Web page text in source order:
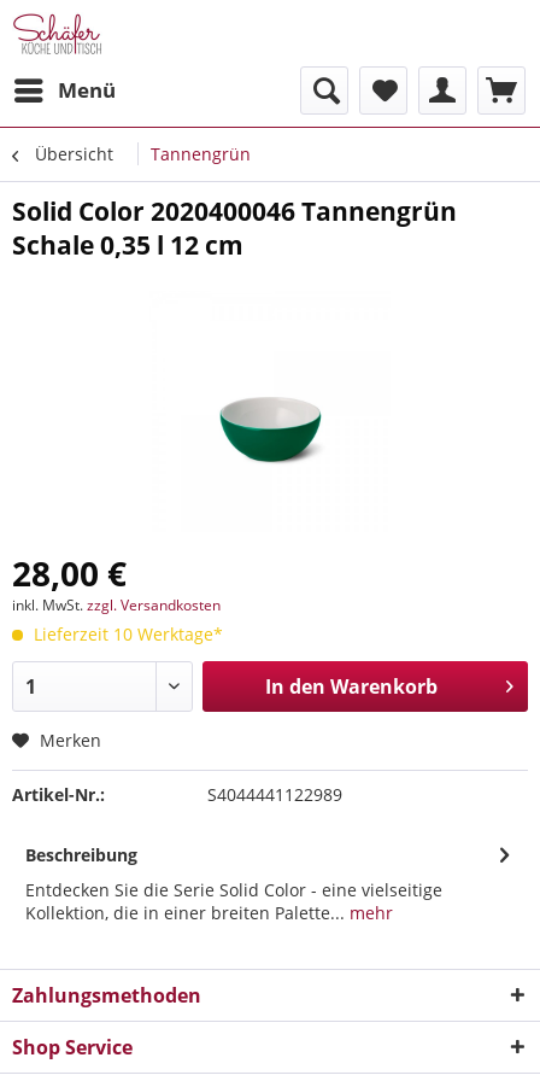
Menü
Übersicht Tannengrün
Solid Color 2020400046 Tannengrün
Schale 0,35 l 12 cm
28,00 €
inkl. MwSt.zzgl. Versandkosten
Lieferzeit 10 Werktage*
In den Warenkorb
Merken
Artikel-Nr.: S4044441122989
Beschreibung
Entdecken Sie die Serie Solid Color - eine vielseitige
Kollektion, die in einer breiten Palette... mehr
Zahlungsmethoden
Shop Service